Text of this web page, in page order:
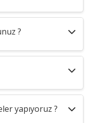
?
yapıyoruz ?